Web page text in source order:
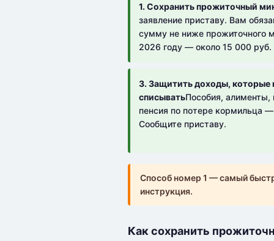
1. Сохранить прожиточный
заявление приставу. Вам
сумму не ниже прожиточного
2026 году — около 15 000 руб.
3. Защитить доходы, которые
списыватьПособия, алименты,
пенсия по потере кормильца
Сообщите приставу.
Способ номер 1 — самый
инструкция.
Как сохранить